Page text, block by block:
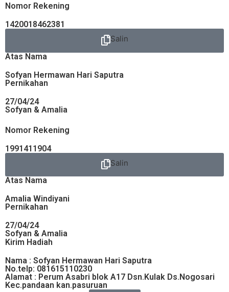
Nomor Rekening
1420018462381
Salin
Atas Nama
Sofyan Hermawan Hari Saputra
Pernikahan
27/04/24
Sofyan & Amalia
Nomor Rekening
1991411904
Salin
Atas Nama
Amalia Windiyani
Pernikahan
27/04/24
Sofyan & Amalia
Kirim Hadiah
Nama : Sofyan Hermawan Hari Saputra
No.telp: 081615110230
Alamat : Perum Asabri blok A17 Dsn.Kulak Ds.Nogosari
Kec.pandaan kan.pasuruan